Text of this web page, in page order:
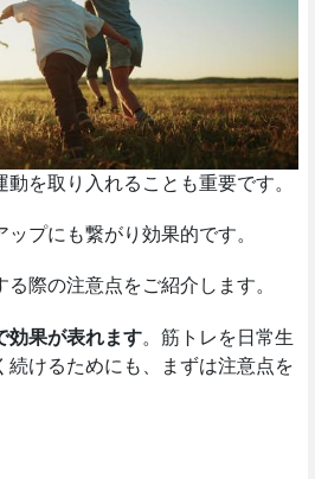
を取り入れることも重要です。
プにも繋がり効果的です。
際の注意点をご紹介します。
効果が表れます。筋トレを日常生
続けるためにも、まずは注意点を